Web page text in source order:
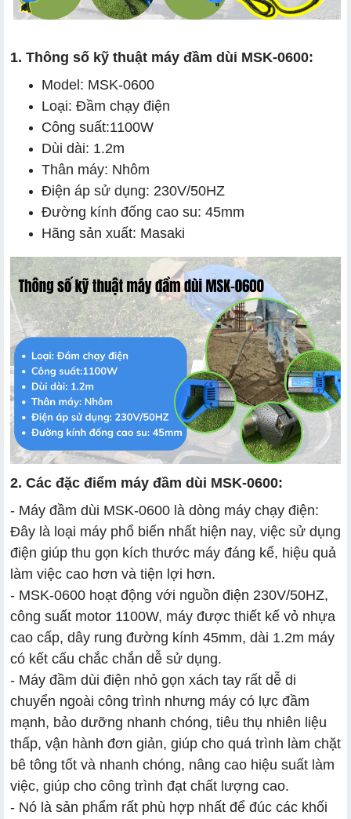
1. Thông số kỹ thuật máy đầm dùi MSK-0600:
Model: MSK-0600
Loại: Đầm chạy điện
Công suất:1100W
Dùi dài: 1.2m
Thân máy: Nhôm
Điện áp sử dụng: 230V/50HZ
Đường kính đống cao su: 45mm
Hãng sản xuất: Masaki
2. Các đặc điểm máy đầm dùi MSK-0600:
- Máy đầm dùi MSK-0600 là dòng máy chạy điện:
Đây là loại máy phổ biến nhất hiện nay, việc sử dụng
điện giúp thu gọn kích thước máy đáng kể, hiệu quả
làm việc cao hơn và tiện lợi hơn.
- MSK-0600 hoạt động với nguồn điện 230V/50HZ,
công suất motor 1100W, máy được thiết kế vỏ nhựa
cao cấp, dây rung đường kính 45mm, dài 1.2m máy
có kết cấu chắc chắn dễ sử dụng.
- Máy đầm dùi điện nhỏ gọn xách tay rất dễ di
chuyển ngoài công trình nhưng máy có lực đầm
mạnh, bảo dưỡng nhanh chóng, tiêu thụ nhiên liệu
thấp, vận hành đơn giản, giúp cho quá trình làm chặt
bê tông tốt và nhanh chóng, nâng cao hiệu suất làm
việc, giúp cho công trình đạt chất lượng cao.
- Nó là sản phẩm rất phù hợp nhất để đúc các khối